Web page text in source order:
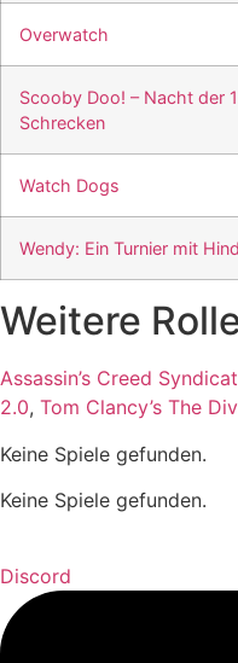
Overwatch
Scooby Doo! – Nacht der
Schrecken
Watch Dogs
Wendy: Ein Turnier mit
Weitere
Assassin’s Creed
2.0, Tom Clancy’s The
Keine Spiele gefunden.
Keine Spiele gefunden.
Discord